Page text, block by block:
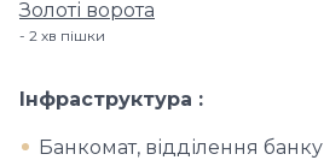
Золоті ворота
2 хв пішки
Інфраструктура
Банкомат, відділення банку